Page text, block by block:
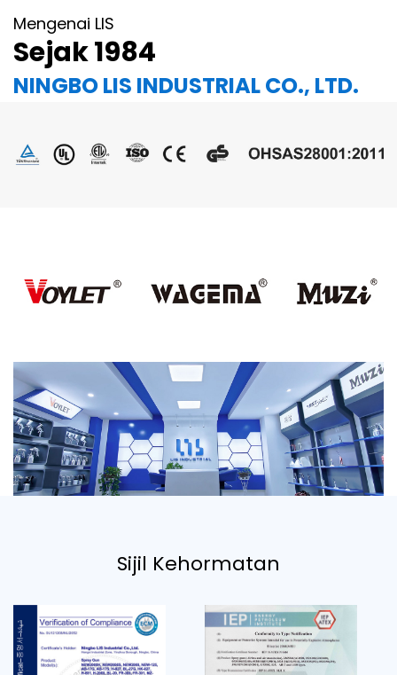
Mengenai LIS
Sejak 1984
NINGBO LIS INDUSTRIAL CO., LTD.
Sijil Kehormatan